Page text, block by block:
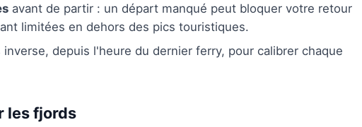
avant de partir : un départ manqué peut bloquer votre retour
limitées en dehors des pics touristiques.
depuis l'heure du dernier ferry, pour calibrer chaque
les fjords